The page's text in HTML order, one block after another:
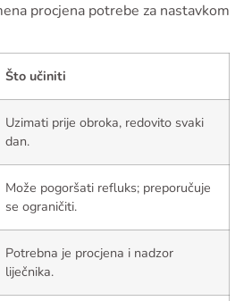
procjena potrebe za nastavkom
Što učiniti
Uzimati prije obroka, redovito svaki
dan.
Može pogoršati refluks; preporučuje
se ograničiti.
Potrebna je procjena i nadzor
liječnika.